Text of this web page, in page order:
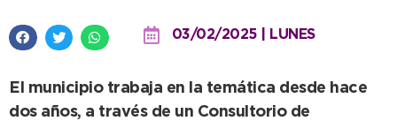
03/02/2025 | LUNES
El municipio trabaja en la temática desde hace
dos años, a través de un Consultorio de